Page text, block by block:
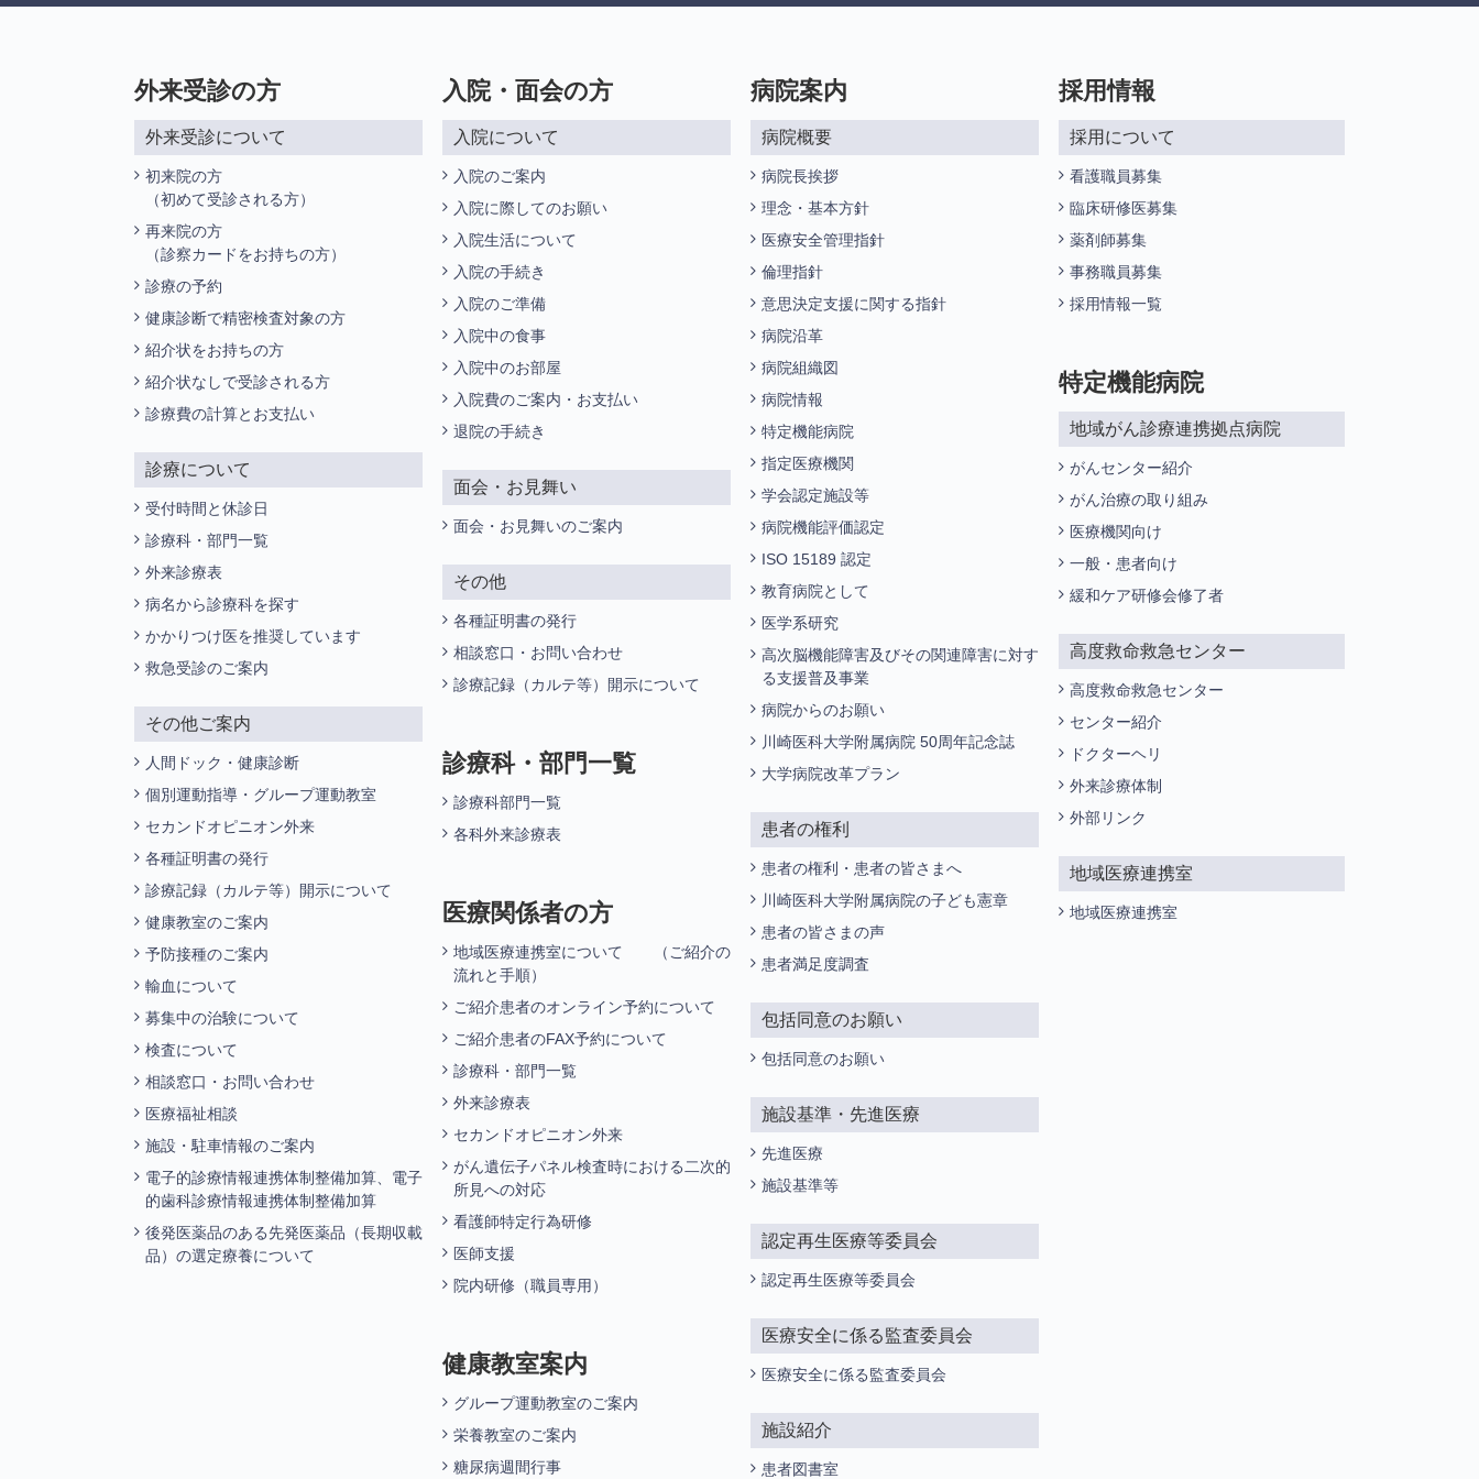
外来受診の方
外来受診について
初来院の方
（初めて受診される方）
再来院の方
（診察カードをお持ちの方）
診療の予約
健康診断で精密検査対象の方
紹介状をお持ちの方
紹介状なしで受診される方
診療費の計算とお支払い
診療について
受付時間と休診日
診療科・部門一覧
外来診療表
病名から診療科を探す
かかりつけ医を推奨しています
救急受診のご案内
その他ご案内
人間ドック・健康診断
個別運動指導・グループ運動教室
セカンドオピニオン外来
各種証明書の発行
診療記録（カルテ等）開示について
健康教室のご案内
予防接種のご案内
輸血について
募集中の治験について
検査について
相談窓口・お問い合わせ
医療福祉相談
施設・駐車情報のご案内
電子的診療情報連携体制整備加算、電子
的歯科診療情報連携体制整備加算
後発医薬品のある先発医薬品（長期収載
品）の選定療養について
入院・面会の方
入院について
入院のご案内
入院に際してのお願い
入院生活について
入院の手続き
入院のご準備
入院中の食事
入院中のお部屋
入院費のご案内・お支払い
退院の手続き
面会・お見舞い
面会・お見舞いのご案内
その他
各種証明書の発行
相談窓口・お問い合わせ
診療記録（カルテ等）開示について
診療科・部門一覧
診療科部門一覧
各科外来診療表
医療関係者の方
地域医療連携室について （ご紹介の
流れと手順）
ご紹介患者のオンライン予約について
ご紹介患者のFAX予約について
診療科・部門一覧
外来診療表
セカンドオピニオン外来
がん遺伝子パネル検査時における二次的
所見への対応
看護師特定行為研修
医師支援
院内研修（職員専用）
健康教室案内
グループ運動教室のご案内
栄養教室のご案内
糖尿病週間行事
病院案内
病院概要
病院長挨拶
理念・基本方針
医療安全管理指針
倫理指針
意思決定支援に関する指針
病院沿革
病院組織図
病院情報
特定機能病院
指定医療機関
学会認定施設等
病院機能評価認定
ISO 15189 認定
教育病院として
医学系研究
高次脳機能障害及びその関連障害に対す
る支援普及事業
病院からのお願い
川崎医科大学附属病院 50周年記念誌
大学病院改革プラン
患者の権利
患者の権利・患者の皆さまへ
川崎医科大学附属病院の子ども憲章
患者の皆さまの声
患者満足度調査
包括同意のお願い
包括同意のお願い
施設基準・先進医療
先進医療
施設基準等
認定再生医療等委員会
認定再生医療等委員会
医療安全に係る監査委員会
医療安全に係る監査委員会
施設紹介
患者図書室
採用情報
採用について
看護職員募集
臨床研修医募集
薬剤師募集
事務職員募集
採用情報一覧
特定機能病院
地域がん診療連携拠点病院
がんセンター紹介
がん治療の取り組み
医療機関向け
一般・患者向け
緩和ケア研修会修了者
高度救命救急センター
高度救命救急センター
センター紹介
ドクターヘリ
外来診療体制
外部リンク
地域医療連携室
地域医療連携室